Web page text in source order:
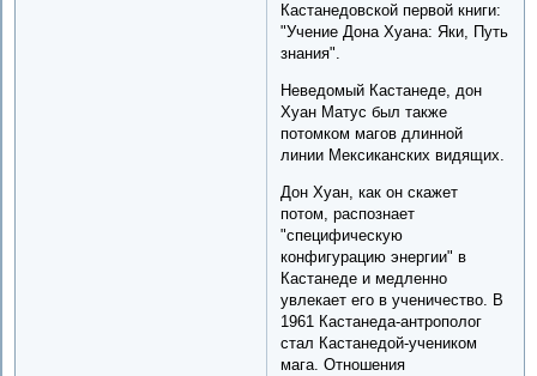
Кастанедовской первой книги:
"Учение Дона Хуана: Яки, Путь
знания".
Неведомый Кастанеде, дон
Хуан Матус был также
потомком магов длинной
линии Мексиканских видящих.
Дон Хуан, как он скажет
потом, распознает
"специфическую
конфигурацию энергии" в
Кастанеде и медленно
увлекает его в ученичество. В
1961 Кастанеда-антрополог
стал Кастанедой-учеником
мага. Отношения